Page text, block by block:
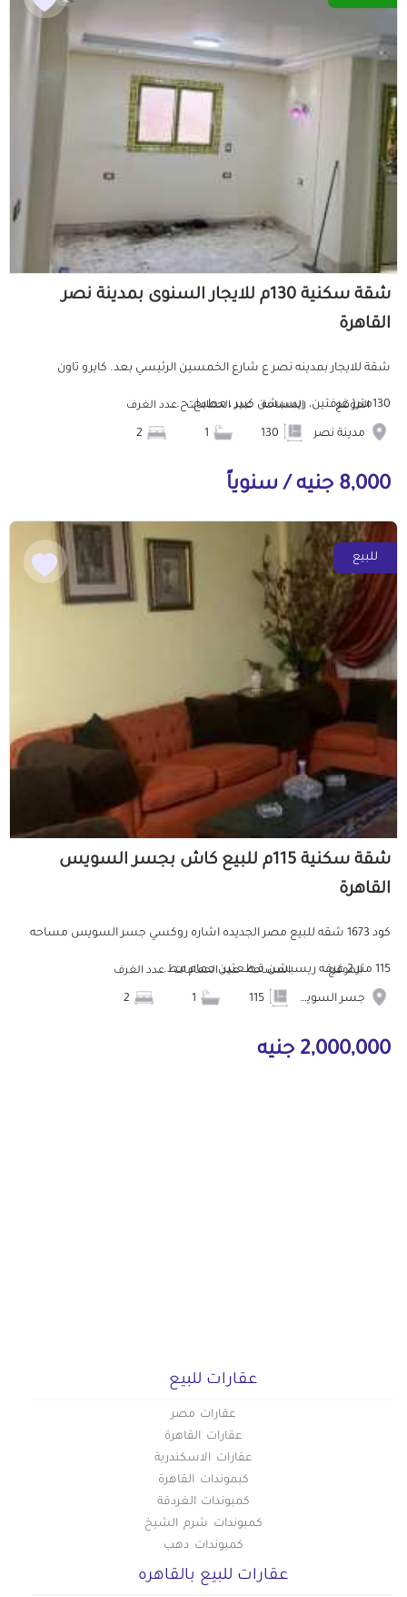
شقة سكنية 130م للايجار السنوى بمدينة نصر
القاهرة
شقة للايجار بمدينه نصر ع شارع الخمسين الرئيسي بعد. كايرو تاون
130متر( غرفتين، ريسبشن كبير ، مطبخ، ح... الموقع
مدينة نصر
المساحة عدد الحمامات عدد الغرف
8,000 جنيه / سنوياً
للبيع
شقة سكنية 115م للبيع كاش بجسر السويس
القاهرة
كود 1673 شقه للبيع مصر الجديده اشاره روكسي جسر السويس مساحه
115 متر 2 غرفه ريسبشن قطعتين حمام مط... الموقع
جسر السويس
المساحة عدد الحمامات عدد الغرف
2,000,000 جنيه
عقارات للبيع
عقارات مصر
عقارات القاهرة
عقارات الاسكندرية
كبموندات القاهرة
كمبوندات الغردقة
كمبوندات شرم الشيخ
كمبوندات دهب
عقارات للبيع بالقاهره